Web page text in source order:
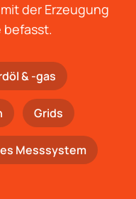
der Erzeugung
befasst.
& -gas
Grids
Messsystem